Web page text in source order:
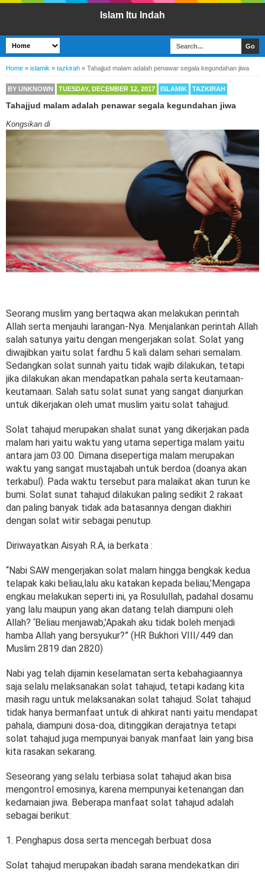
Islam Itu Indah
Home » islamik » tazkirah » Tahajjud malam adalah penawar segala kegundahan jiwa
BY UNKNOWN TUESDAY, DECEMBER 12, 2017 ISLAMIK TAZKIRAH
Tahajjud malam adalah penawar segala kegundahan jiwa
Kongsikan di
Seorang muslim yang bertaqwa akan melakukan perintah
Allah serta menjauhi larangan-Nya. Menjalankan perintah Allah
salah satunya yaitu dengan mengerjakan solat. Solat yang
diwajibkan yaitu solat fardhu 5 kali dalam sehari semalam.
Sedangkan solat sunnah yaitu tidak wajib dilakukan, tetapi
jika dilakukan akan mendapatkan pahala serta keutamaan-
keutamaan. Salah satu solat sunat yang sangat dianjurkan
untuk dikerjakan oleh umat muslim yaitu solat tahajjud.
Solat tahajud merupakan shalat sunat yang dikerjakan pada
malam hari yaitu waktu yang utama sepertiga malam yaitu
antara jam 03.00. Dimana disepertiga malam merupakan
waktu yang sangat mustajabah untuk berdoa (doanya akan
terkabul). Pada waktu tersebut para malaikat akan turun ke
bumi. Solat sunat tahajud dilakukan paling sedikit 2 rakaat
dan paling banyak tidak ada batasannya dengan diakhiri
dengan solat witir sebagai penutup.
Diriwayatkan Aisyah R.A, ia berkata :
“Nabi SAW mengerjakan solat malam hingga bengkak kedua
telapak kaki beliau,lalu aku katakan kepada beliau,’Mengapa
engkau melakukan seperti ini, ya Rosulullah, padahal dosamu
yang lalu maupun yang akan datang telah diampuni oleh
Allah? ‘Beliau menjawab,’Apakah aku tidak boleh menjadi
hamba Allah yang bersyukur?” (HR Bukhori VIII/449 dan
Muslim 2819 dan 2820)
Nabi yag telah dijamin keselamatan serta kebahagiaannya
saja selalu melaksanakan solat tahajud, tetapi kadang kita
masih ragu untuk melaksanakan solat tahajud. Solat tahajud
tidak hanya bermanfaat untuk di ahkirat nanti yaitu mendapat
pahala, diampuni dosa-doa, ditinggikan derajatnya tetapi
solat tahajud juga mempunyai banyak manfaat lain yang bisa
kita rasakan sekarang.
Seseorang yang selalu terbiasa solat tahajud akan bisa
mengontrol emosinya, karena mempunyai ketenangan dan
kedamaian jiwa. Beberapa manfaat solat tahajud adalah
sebagai berikut:
1. Penghapus dosa serta mencegah berbuat dosa
Solat tahajud merupakan ibadah sarana mendekatkan diri